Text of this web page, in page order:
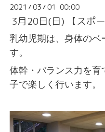
2021 /03 /01 00:00
3月20日(日) 【スポ
乳幼児期は、身体のベ
す。
体幹・バランス力を育
子で楽しく行います。